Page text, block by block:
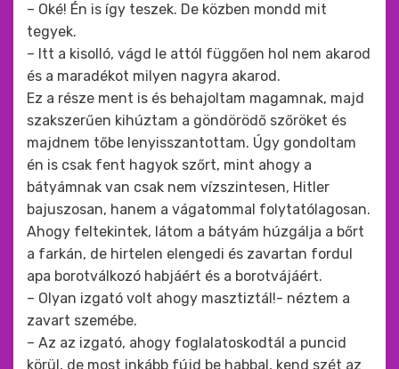
– Oké! Én is így teszek. De közben mondd mit
tegyek.
– Itt a kisolló, vágd le attól függően hol nem akarod
és a maradékot milyen nagyra akarod.
Ez a része ment is és behajoltam magamnak, majd
szakszerűen kihúztam a göndörödő szőröket és
majdnem tőbe lenyisszantottam. Úgy gondoltam
én is csak fent hagyok szőrt, mint ahogy a
bátyámnak van csak nem vízszintesen, Hitler
bajuszosan, hanem a vágatommal folytatólagosan.
Ahogy feltekintek, látom a bátyám húzgálja a bőrt
a farkán, de hirtelen elengedi és zavartan fordul
apa borotválkozó habjáért és a borotvájáért.
– Olyan izgató volt ahogy masztiztál!- néztem a
zavart szemébe.
– Az az izgató, ahogy foglalatoskodtál a puncid
körül, de most inkább fújd be habbal, kend szét az